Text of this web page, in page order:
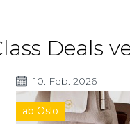
Deals
10. Feb. 2026
ab Oslo